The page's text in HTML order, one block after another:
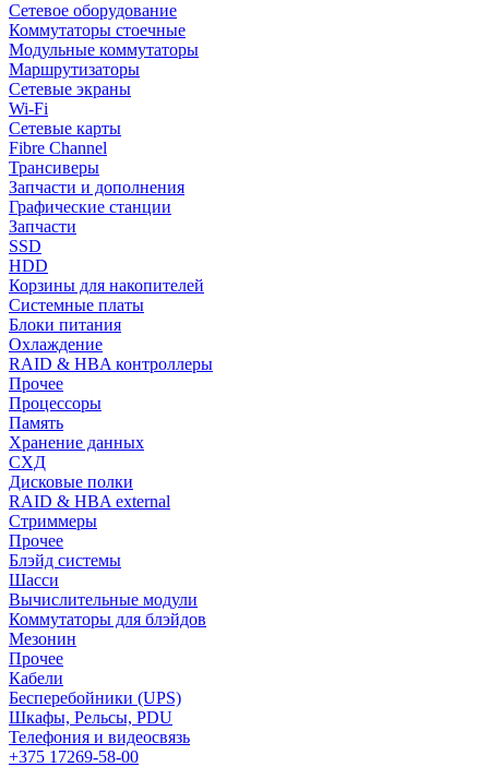
Сетевое оборудование
Коммутаторы стоечные
Модульные коммутаторы
Маршрутизаторы
Сетевые экраны
Wi-Fi
Сетевые карты
Fibre Channel
Трансиверы
Запчасти и дополнения
Графические станции
Запчасти
SSD
HDD
Корзины для накопителей
Системные платы
Блоки питания
Охлаждение
RAID & HBA контроллеры
Прочее
Процессоры
Память
Хранение данных
СХД
Дисковые полки
RAID & HBA external
Стриммеры
Прочее
Блэйд системы
Шасси
Вычислительные модули
Коммутаторы для блэйдов
Мезонин
Прочее
Кабели
Бесперебойники (UPS)
Шкафы, Рельсы, PDU
Телефония и видеосвязь
+375 17269-58-00